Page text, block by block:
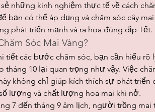
sẻ những kinh nghiệm thực tế về cách
bạn có thể áp dụng và chăm sóc cây
phát triển mạnh và ra hoa đúng dịp Tết.
Sóc Mai Vàng?
tiết các bước chăm sóc, bạn cần hiểu rõ
tháng 10 lại quan trọng như vậy. Việc
không chỉ giúp kích thích sự phát triển
lượng và chất lượng hoa mai khi nở.
7 đến tháng 9 âm lịch, người trồng mai